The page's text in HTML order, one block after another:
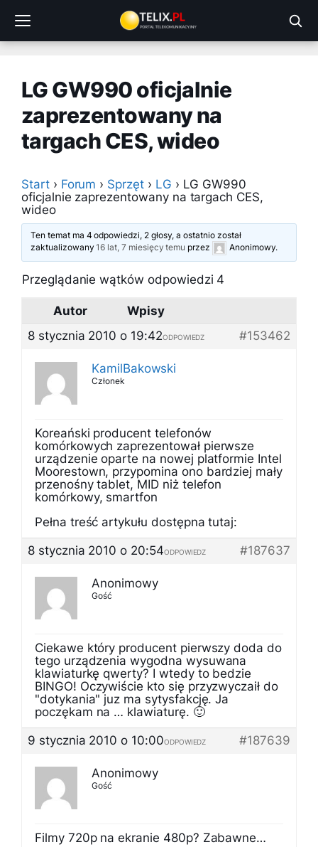
treści
LG GW990 oficjalnie
zaprezentowany na
targach CES, wideo
Start › Forum › Sprzęt › LG › LG GW990
oficjalnie zaprezentowany na targach CES,
wideo
Ten temat ma 4 odpowiedzi, 2 głosy, a ostatnio został
zaktualizowany16 lat, 7 miesięcy temu przez Anonimowy.
Przeglądanie wątków odpowiedzi 4
Autor
Wpisy
8 stycznia 2010 o 19:42
#153462
ODPOWIEDZ
KamilBakowski
Członek
Koreański producent telefonów
komórkowych zaprezentował pierwsze
urządzenie oparte na nowej platformie Intel
Moorestown, przypomina ono bardziej mały
przenośny tablet, MID niż telefon
komórkowy, smartfon
Pełna treść artykułu dostępna tutaj:
8 stycznia 2010 o 20:54
#187637
ODPOWIEDZ
Anonimowy
Gość
Ciekawe który producent pierwszy doda do
tego urządzenia wygodna wysuwana
klawiaturkę qwerty? I wtedy to bedzie
BINGO! Oczywiście kto się przyzwyczaił do
"dotykania" juz ma sytysfakcję. Ja
poczękam na … klawiaturę. 🙂
9 stycznia 2010 o 10:00
#187639
ODPOWIEDZ
Anonimowy
Gość
Filmy 720p na ekranie 480p? Zabawne…